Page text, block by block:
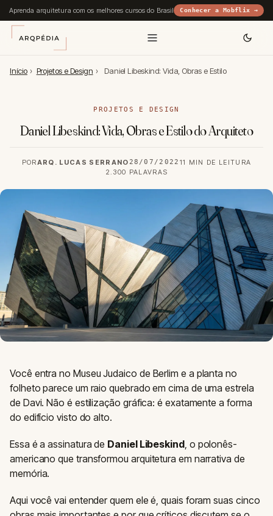
Aprenda arquitetura com os melhores cursos do Brasil Conhecer a Mobflix →
Início › Projetos e Design › Daniel Libeskind: Vida, Obras e Estilo
PROJETOS E DESIGN
Daniel Libeskind: Vida, Obras e Estilo do Arquiteto
PORARQ. LUCAS SERRANO28/07/2022 11 MIN DE LEITURA
2.300 PALAVRAS
Você entra no Museu Judaico de Berlim e a planta no
folheto parece um raio quebrado em cima de uma estrela
de Davi. Não é estilização gráfica: é exatamente a forma
do edifício visto do alto.
Essa é a assinatura de Daniel Libeskind, o polonês-
americano que transformou arquitetura em narrativa de
memória.
Aqui você vai entender quem ele é, quais foram suas cinco